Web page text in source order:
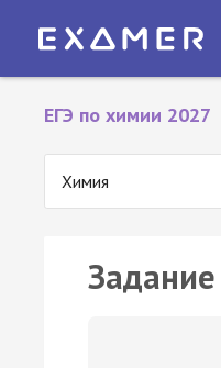
ЕГЭ по химии 2027
Химия